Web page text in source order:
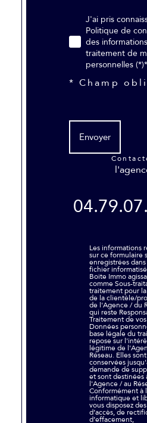
J'ai pris connaissance de la
Politique de
des
traitement de
personnelles (*)*
* Champ
Envoyer
Les informations
sur ce formulaire
enregistrées
fichier
Boite Immo
comme Sous-
traitement pour
de la clientèle/
de l'Agence / du
qui reste
Traitement de vos
Données
base légale du
repose sur
légitime de
Réseau. Elles sont
conservées
demande de
et sont destinées
l'Agence / au
Conformément à
informatique et
vous disposez
d’accès, de
d’effacement,